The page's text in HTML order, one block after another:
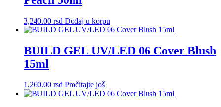
3,240.00 rsd Dodaj u korpu
BUILD GEL UV/LED 06 Cover Blush
15ml
1,260.00 rsd Pročitajte još